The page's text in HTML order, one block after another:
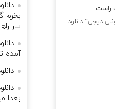
راست
دیجی” دانلود
بخرم
سر
آمده
بعدا